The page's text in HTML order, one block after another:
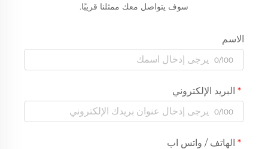
سوف يتواصل معك ممثلنا قريبًا.
الاسم
0/100
البريد الإلكتروني
0/100
الهاتف / واتس اب